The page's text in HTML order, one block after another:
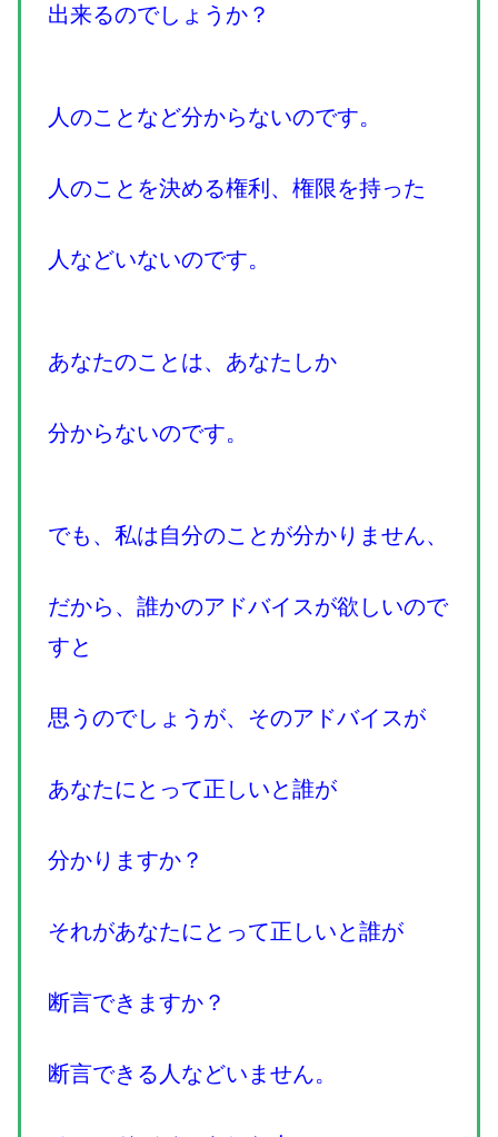
出来るのでしょうか？
人のことなど分からないのです。
人のことを決める権利、権限を持った
人などいないのです。
あなたのことは、あなたしか
分からないのです。
でも、私は自分のことが分かりません、
だから、誰かのアドバイスが欲しいので
すと
思うのでしょうが、そのアドバイスが
あなたにとって正しいと誰が
分かりますか？
それがあなたにとって正しいと誰が
断言できますか？
断言できる人などいません。